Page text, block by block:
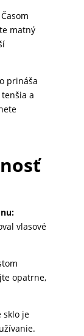
matný
prináša
a
vlasové
opatrne,
sklo je